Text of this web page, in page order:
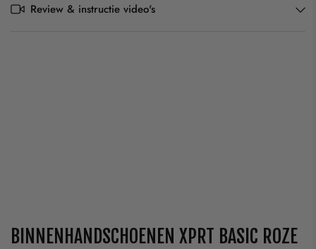
Review & instructie video's
BINNENHANDSCHOENEN XPRT BASIC ROZE